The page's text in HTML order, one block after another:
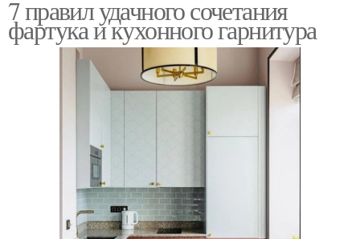
7 правил удачного сочетания
фартука и кухонного гарнитура